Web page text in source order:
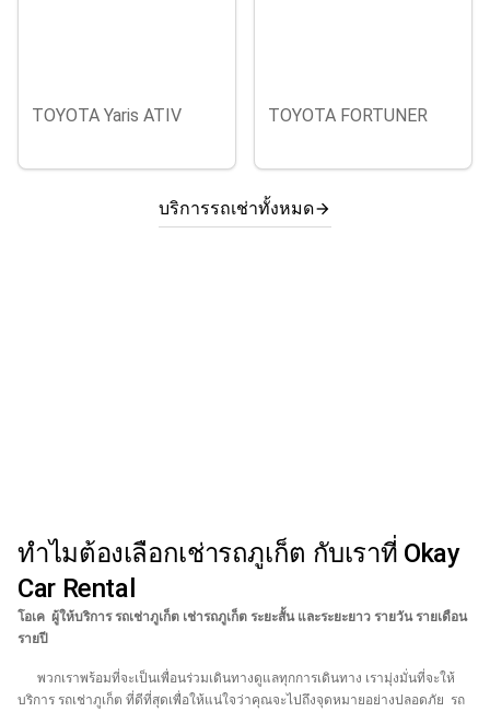
TOYOTA Yaris ATIV TOYOTA FORTUNER
บริการรถเช่าทั้งหมดarrow_forward
ทำไมต้องเลือกเช่ารถภูเก็ต กับเราที่ Okay
Car Rental
โอเค ผู้ให้บริการ รถเช่าภูเก็ต เช่ารถภูเก็ต ระยะสั้น และระยะยาว รายวัน รายเดือน
รายปี
พวกเราพร้อมที่จะเป็นเพื่อนร่วมเดินทางดูแลทุกการเดินทาง เรามุ่งมั่นที่จะให้
บริการ รถเช่าภูเก็ต ที่ดีที่สุดเพื่อให้แน่ใจว่าคุณจะไปถึงจุดหมายอย่างปลอดภัย รถ